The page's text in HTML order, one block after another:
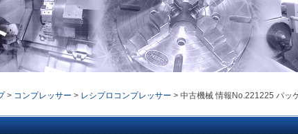
> コンプレッサー > レシプロコンプレッサー > 中古機械 情報No.221225 パッ